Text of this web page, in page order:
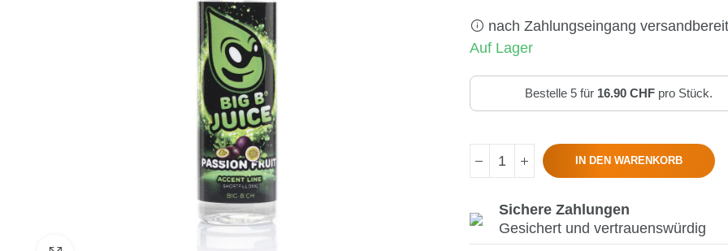
nach Zahlungseingang versandbereit
Auf Lager
Bestelle 5 für 16.90 CHF pro Stück.
IN DEN WARENKORB
Sichere Zahlungen
Gesichert und vertrauenswürdig